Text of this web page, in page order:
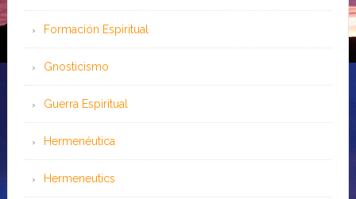
Formación Espiritual
Gnosticismo
Guerra Espiritual
Hermenéutica
Hermeneutics